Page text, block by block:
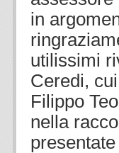
in
utilissimi
Ceredi,
Filippo
nella